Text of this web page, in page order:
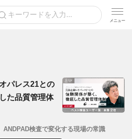
パレス21との
た品質管理体
ANDPAD検査で変化する現場の常識